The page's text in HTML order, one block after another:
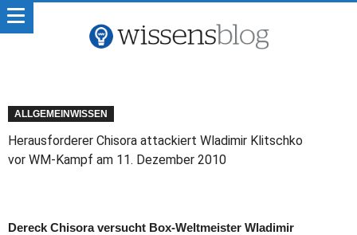
ALLGEMEINWISSEN
Herausforderer Chisora attackiert Wladimir Klitschko
vor WM-Kampf am 11. Dezember 2010
Dereck Chisora versucht Box-Weltmeister Wladimir